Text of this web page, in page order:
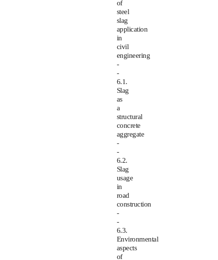
of
steel
slag
application
in
civil
engineering
-
-
6.1.
Slag
as
a
structural
concrete
aggregate
-
-
6.2.
Slag
usage
in
road
construction
-
-
6.3.
Environmental
aspects
of